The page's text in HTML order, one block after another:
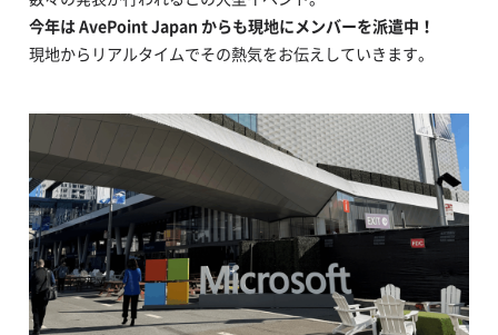
今年は AvePoint Japan からも現地にメンバーを派遣中！
現地からリアルタイムでその熱気をお伝えしていきます。